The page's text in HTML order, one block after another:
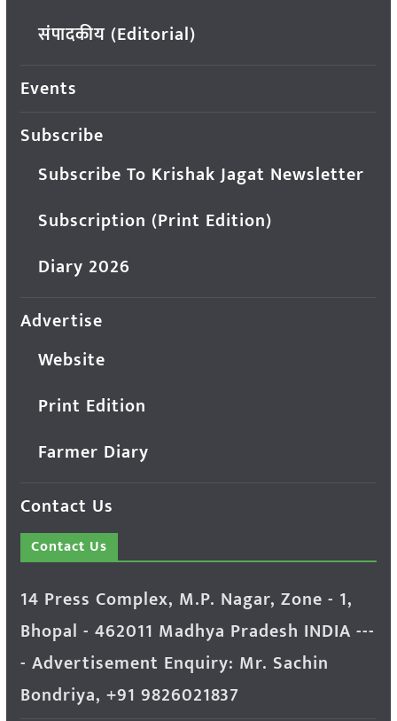
संपादकीय (Editorial)
Events
Subscribe
Subscribe To Krishak Jagat Newsletter
Subscription (Print Edition)
Diary 2026
Advertise
Website
Print Edition
Farmer Diary
Contact Us
Contact Us
14 Press Complex, M.P. Nagar, Zone - 1,
Bhopal - 462011 Madhya Pradesh INDIA ---
- Advertisement Enquiry: Mr. Sachin
Bondriya, +91 9826021837